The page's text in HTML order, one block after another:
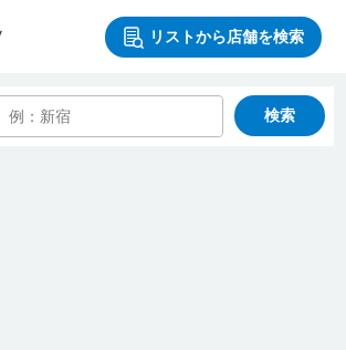
リストから店舗を検索
検索